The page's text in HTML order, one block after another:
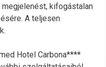
kifogástalan
A teljesen
Hotel Carbona****